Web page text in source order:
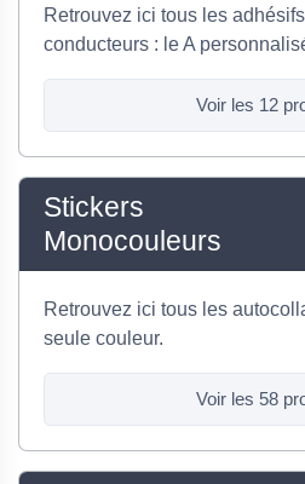
Retrouvez ici tous les
conducteurs : le A
Voir les 12
Stickers
Monocouleurs
Retrouvez ici tous les
seule couleur.
Voir les 58